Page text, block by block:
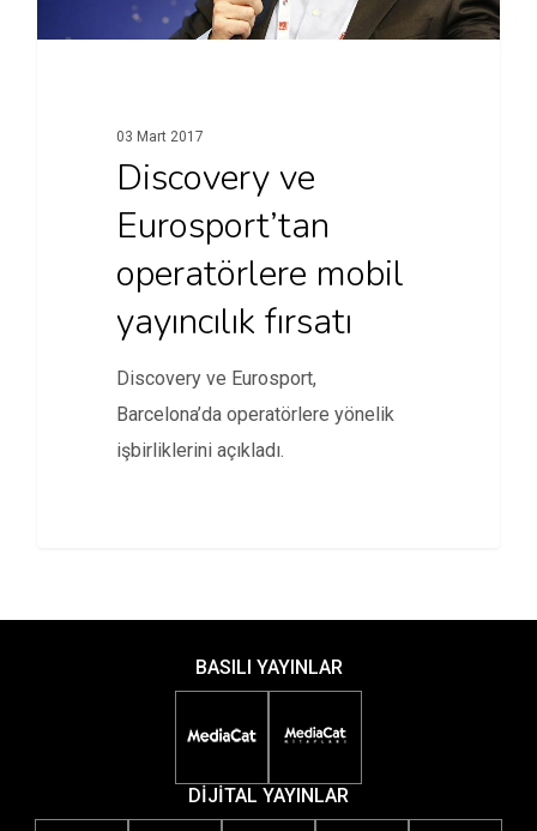
03 Mart 2017
Discovery ve
Eurosport’tan
operatörlere mobil
yayıncılık fırsatı
Discovery ve Eurosport,
Barcelona’da operatörlere yönelik
işbirliklerini açıkladı.
BASILI YAYINLAR
DİJİTAL YAYINLAR